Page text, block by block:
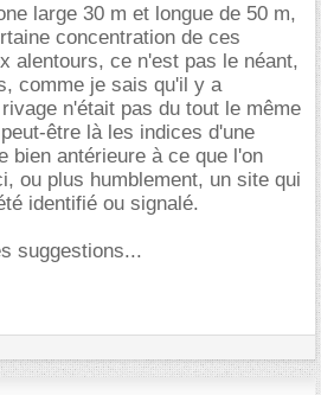
large 30 m et longue de 50 m,
concentration de ces
alentours, ce n'est pas le néant,
comme je sais qu'il y a
n'était pas du tout le même
être là les indices d'une
bien antérieure à ce que l'on
ou plus humblement, un site qui
identifié ou signalé.
suggestions...